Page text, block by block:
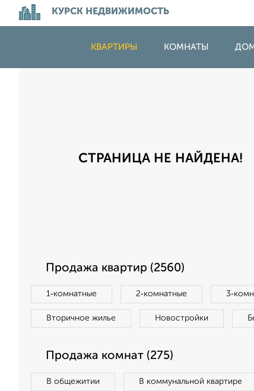
КУРСК НЕДВИЖИМОСТЬ
КВАРТИРЫ КОМНАТЫ
СТРАНИЦА НЕ НАЙДЕНА!
Продажа квартир (2560)
1‑комнатные 2‑комнатные
Вторичное жилье Новостройки
Продажа комнат (275)
В общежитии В коммунальной квартире